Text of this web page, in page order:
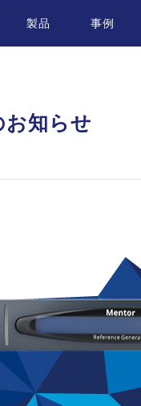
製品 事例
知らせ